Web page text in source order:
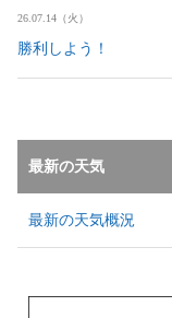
26.07.14（火）
勝利しよう！
最新の天気
最新の天気概況